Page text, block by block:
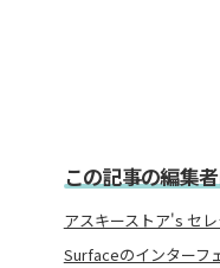
この記事の編集
アスキーストア's セ
Surfaceのインターフ